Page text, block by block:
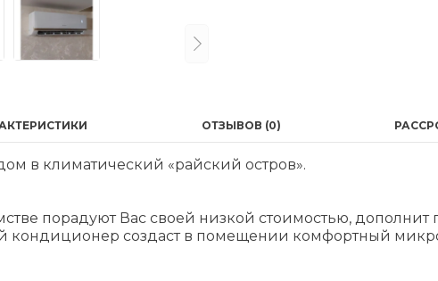
ОТЗЫВОВ (0)
в климатический «райский остров».
порадуют Вас своей низкой стоимостью, дополнит
кондиционер создаст в помещении комфортный